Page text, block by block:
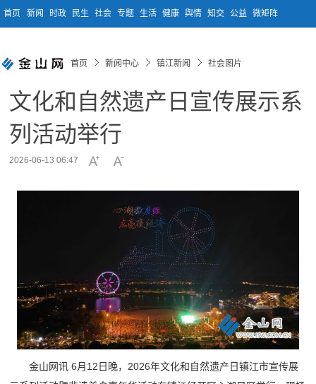
首页 新闻 时政 民生 社会 专题 生活 健康 舆情 知交 公益 微矩阵
首页 新闻中心 镇江新闻 社会图片
文化和自然遗产日宣传展示系
列活动举行
2026-06-13 06:47
金山网讯 6月12日晚，2026年文化和自然遗产日镇江市宣传展